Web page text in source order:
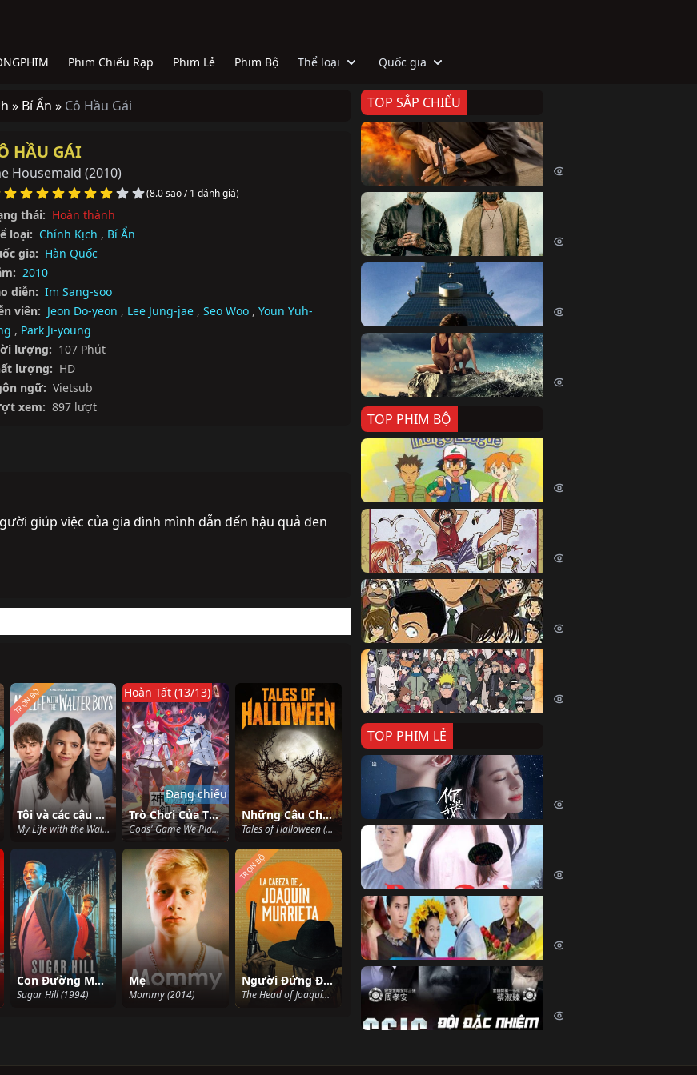
Phim Chiếu Rạp Phim Lẻ Phim Bộ Thể loại Quốc gia
» Bí Ẩn » Cô Hầu Gái
HẦU GÁI
Housemaid (2010)
(8.0 sao / 1 đánh giá)
thái: Hoàn thành
loại: Chính Kịch , Bí Ẩn
gia: Hàn Quốc
2010
diễn: Im Sang-soo
viên: Jeon Do-yeon , Lee Jung-jae , Seo Woo , Youn Yuh-
, Park Ji-young
lượng: 107 Phút
lượng: HD
ngữ: Vietsub
xem: 897 lượt
giúp việc của gia đình mình dẫn đến hậu quả đen
Tôi và các cậu bé nhà Walter
My Life with the Walter Boys (2023)
TRỌN BỘ
Trò Chơi Của Thần
Gods' Game We Play (2024)
Hoàn Tất (13/13)
Đang chiếu
Những Câu Chuyện Đêm Halloween
Tales of Halloween (2015)
Con Đường Ma Túy
Sugar Hill (1994)
Mẹ
Mommy (2014)
Người Đứng Đầu Joaquín Murrieta
The Head of Joaquín Murrieta (2023)
TRỌN BỘ
TOP SẮP CHIẾU
TOP PHIM BỘ
TOP PHIM LẺ